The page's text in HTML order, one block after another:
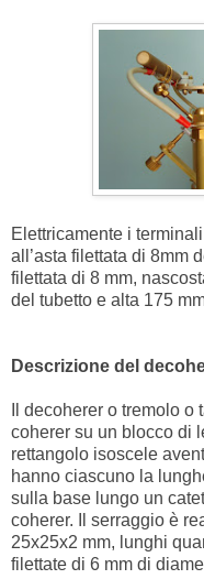
Elettricamente i
all’asta filettata di 8mm
filettata di 8 mm,
del tubetto e alta 175
Descrizione del
Il decoherer o tremolo
coherer su un blocco di
rettangolo isoscele
hanno ciascuno la
sulla base lungo un
coherer. Il serraggio è
25x25x2 mm, lunghi
filettate di 6 mm di